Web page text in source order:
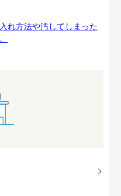
れ方法や汚してしまった